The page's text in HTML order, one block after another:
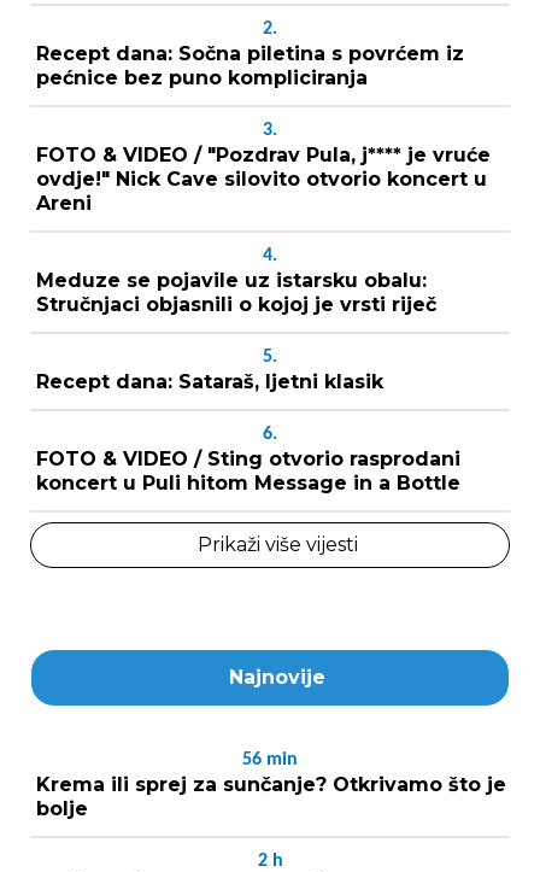
2.
Recept dana: Sočna piletina s povrćem iz
pećnice bez puno kompliciranja
3.
FOTO & VIDEO / "Pozdrav Pula, j**** je vruće
ovdje!" Nick Cave silovito otvorio koncert u
Areni
4.
Meduze se pojavile uz istarsku obalu:
Stručnjaci objasnili o kojoj je vrsti riječ
5.
Recept dana: Sataraš, ljetni klasik
6.
FOTO & VIDEO / Sting otvorio rasprodani
koncert u Puli hitom Message in a Bottle
Prikaži više vijesti
Najnovije
56 min
Krema ili sprej za sunčanje? Otkrivamo što je
bolje
2 h